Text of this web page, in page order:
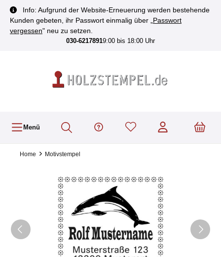
springen
Info: Aufgrund der Website-Erneuerung werden bestehende
Kunden gebeten, ihr Passwort einmalig über „ Passwort
vergessen" neu zu setzen.
030-62178919:00 bis 18:00 Uhr
Menü
Home Motivstempel